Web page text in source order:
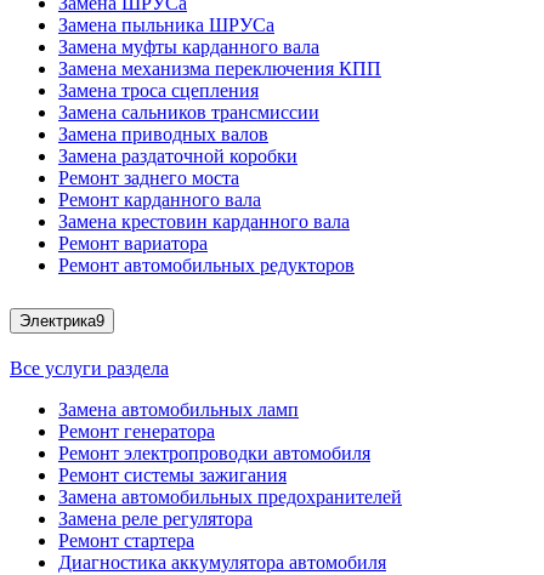
Замена пыльника ШРУСа
Замена муфты карданного вала
Замена механизма переключения КПП
Замена троса сцепления
Замена сальников трансмиссии
Замена приводных валов
Замена раздаточной коробки
Ремонт заднего моста
Ремонт карданного вала
Замена крестовин карданного вала
Ремонт вариатора
Ремонт автомобильных редукторов
Электрика9
Все услуги раздела
Замена автомобильных ламп
Ремонт генератора
Ремонт электропроводки автомобиля
Ремонт системы зажигания
Замена автомобильных предохранителей
Замена реле регулятора
Ремонт стартера
Диагностика аккумулятора автомобиля